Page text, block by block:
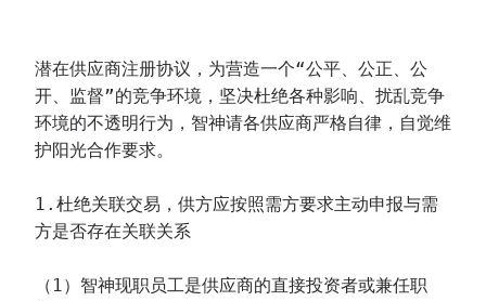
潜在供应商注册协议，为营造一个“公平、公正、公
开、监督”的竞争环境，坚决杜绝各种影响、扰乱竞争
环境的不透明行为，智神请各供应商严格自律，自觉维
护阳光合作要求。
1.杜绝关联交易，供方应按照需方要求主动申报与需
方是否存在关联关系
（1）智神现职员工是供应商的直接投资者或兼任职